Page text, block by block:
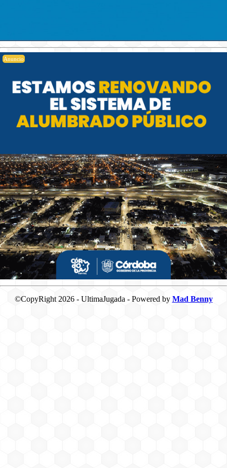
Anuncio
©CopyRight 2026 - UltimaJugada - Powered by Mad Benny